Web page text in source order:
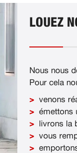
LOUEZ
Nous nous
Pour cela
venons
émettons
livrons la
vous